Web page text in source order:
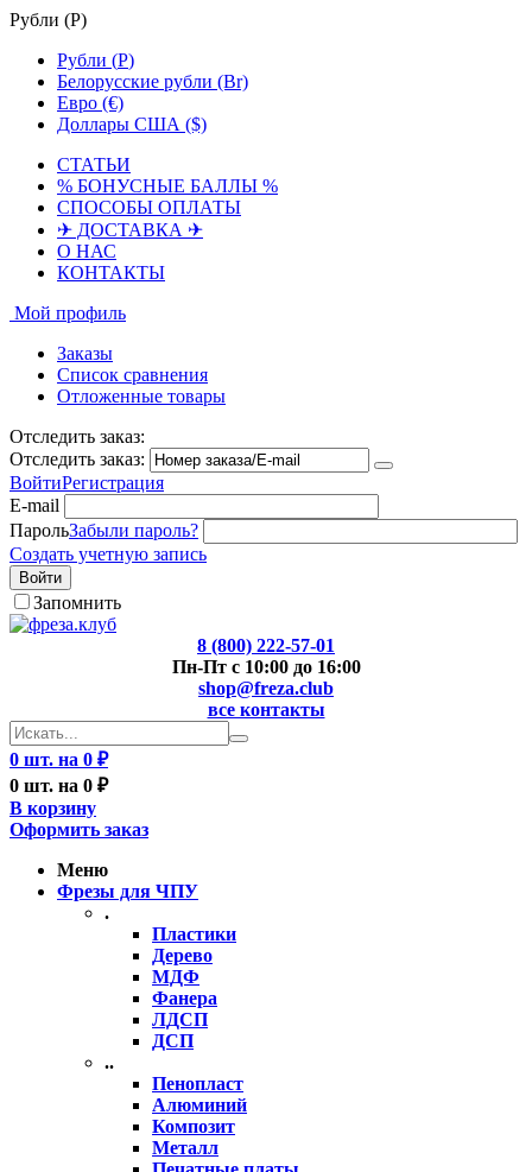
Рубли (Р)
Рубли (Р)
Белорусские рубли (Br)
Евро (€)
Доллары США ($)
СТАТЬИ
% БОНУСНЫЕ БАЛЛЫ %
СПОСОБЫ ОПЛАТЫ
✈ ДОСТАВКА ✈
О НАС
КОНТАКТЫ
Мой профиль
Заказы
Список сравнения
Отложенные товары
Отследить заказ:
Отследить заказ:
ВойтиРегистрация
E-mail
ПарольЗабыли пароль?
Создать учетную запись
Войти
Запомнить
8 (800) 222-57-01
Пн-Пт с 10:00 до 16:00
shop@freza.club
все контакты
0 шт. на 0 ₽
0 шт. на 0 ₽
В корзину
Оформить заказ
Меню
Фрезы для ЧПУ
.
Пластики
Дерево
МДФ
Фанера
ЛДСП
ДСП
..
Пенопласт
Алюминий
Композит
Металл